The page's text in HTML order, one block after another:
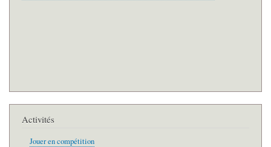
Activités
Jouer en compétition